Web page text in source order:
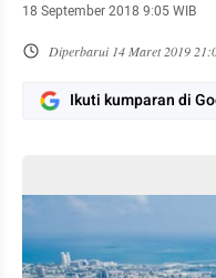
18 September 2018 9:05 WIB
Diperbarui 14 Maret 2019
Ikuti kumparan di